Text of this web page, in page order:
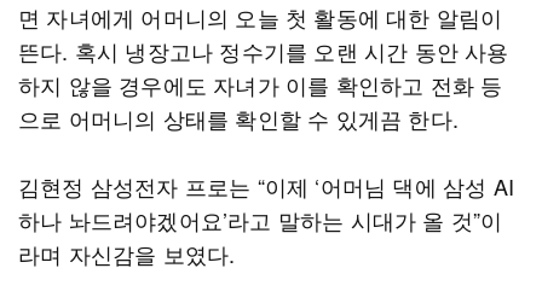
면 자녀에게 어머니의 오늘 첫 활동에 대한 알림이
뜬다. 혹시 냉장고나 정수기를 오랜 시간 동안 사용
하지 않을 경우에도 자녀가 이를 확인하고 전화 등
으로 어머니의 상태를 확인할 수 있게끔 한다.
김현정 삼성전자 프로는 “이제 ‘어머님 댁에 삼성 AI
하나 놔드려야겠어요’라고 말하는 시대가 올 것”이
라며 자신감을 보였다.